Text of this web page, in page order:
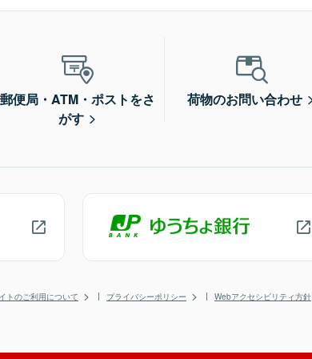
郵便局・ATM・ポストをさ
がす
荷物のお問い合わせ
トのご利用について プライバシーポリシー Webアクセシビリティ方針